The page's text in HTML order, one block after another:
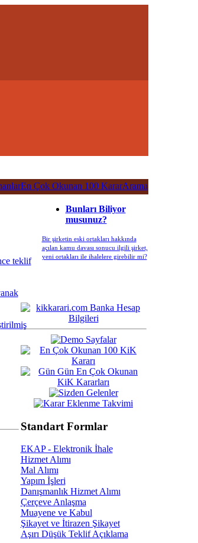
En Çok Okunan 100 KararArama
teklif
Bunları Biliyor
musunuz?
Bir şirketin eski ortakları hakkında
açılan kamu davası sonucu ilgili şirket,
yeni ortakları ile ihalelere girebilir mi?
Standart Formlar
EKAP - Elektronik İhale
Hizmet Alımı
Mal Alımı
Yapım İşleri
Danışmanlık Hizmet Alımı
Çerçeve Anlaşma
Muayene ve Kabul
Şikayet ve İtirazen Şikayet
Aşırı Düşük Teklif Açıklama